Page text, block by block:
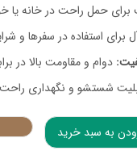
برای حمل راحت در خانه یا
برای استفاده در سفرها و
دوام و مقاومت بالا در
شستشو و نگهداری
به سبد خرید